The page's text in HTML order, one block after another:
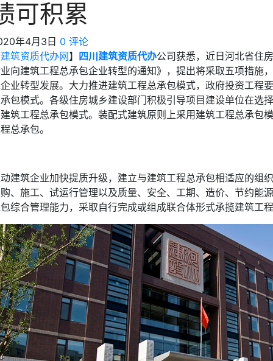
可积累
年4月3日 0 评论
建筑资质代办网】 四川建筑资质代办公司获悉，近日河北省住
向建筑工程总承包企业转型的通知》，提出将采取五项措施
业转型发展。大力推进建筑工程总承包模式，政府投资工程
包模式。各级住房城乡建设部门积极引导项目建设单位在选
筑工程总承包模式。装配式建筑原则上采用建筑工程总承包
总承包。
建筑企业加快提质升级，建立与建筑工程总承包相适应的组
、施工、试运行管理以及质量、安全、工期、造价、节约能
综合管理能力，采取自行完成或组成联合体形式承揽建筑工